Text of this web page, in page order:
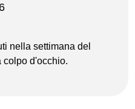
nella settimana del
colpo d'occhio.